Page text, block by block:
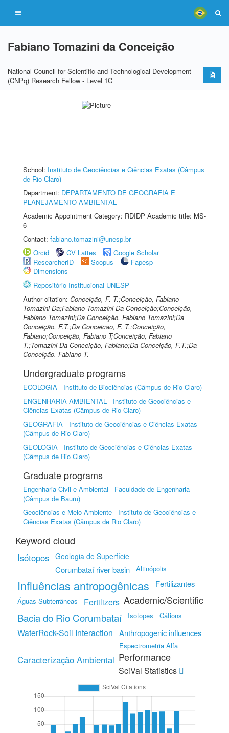
Fabiano Tomazini da Conceição
National Council for Scientific and Technological Development
(CNPq) Research Fellow - Level 1C
School: Instituto de Geociências e Ciências Exatas (Câmpus
de Rio Claro)
Department: DEPARTAMENTO DE GEOGRAFIA E
PLANEJAMENTO AMBIENTAL
Academic Appointment Category: RDIDP Academic title: MS-
6
Contact: fabiano.tomazini@unesp.br
Orcid
CV Lattes
Google Scholar
ResearcherID
Scopus
Fapesp
Dimensions
Repositório Institucional UNESP
Author citation: Conceição, F. T.;Conceição, Fabiano
Tomazini Da;Fabiano Tomazini Da Conceição;Conceição,
Fabiano Tomazini;Da Conceição, Fabiano Tomazini;Da
Conceição, F.T.;Da Conceicao, F. T.;Conceição,
Fabiano;Conceição, Fabiano T;Conceição, Fabiano
T.;Tomazini Da Conceição, Fabiano;Da Conceição, F.T.;Da
Conceição, Fabiano T.
Undergraduate programs
ECOLOGIA - Instituto de Biociências (Câmpus de Rio Claro)
ENGENHARIA AMBIENTAL - Instituto de Geociências e
Ciências Exatas (Câmpus de Rio Claro)
GEOGRAFIA - Instituto de Geociências e Ciências Exatas
(Câmpus de Rio Claro)
GEOLOGIA - Instituto de Geociências e Ciências Exatas
(Câmpus de Rio Claro)
Graduate programs
Engenharia Civil e Ambiental - Faculdade de Engenharia
(Câmpus de Bauru)
Geociências e Meio Ambiente - Instituto de Geociências e
Ciências Exatas (Câmpus de Rio Claro)
Keyword cloud
Isótopos Geologia de Superfície
Corumbataí river basin Altinópolis
Influências antropogênicas Fertilizantes
Águas Subterrâneas Fertilizers
Bacia do Rio Corumbataí Isotopes Cátions
WaterRock-Soil Interaction Anthropogenic influences
Espectrometria Alfa
Caracterização Ambiental
Academic/Scientific
Performance
SciVal Statistics